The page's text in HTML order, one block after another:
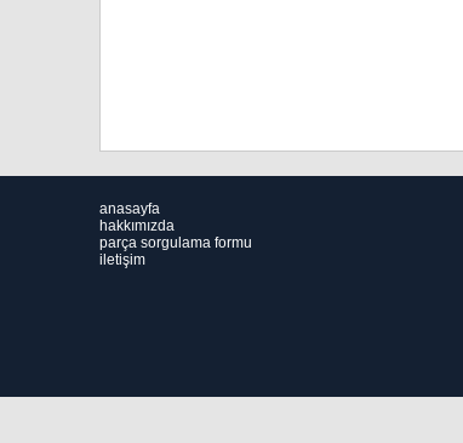
anasayfa
hakkımızda
parça sorgulama formu
iletişim